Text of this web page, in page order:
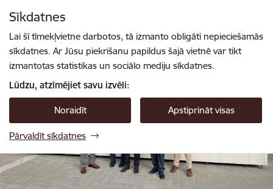
Sīkdatnes
Lai šī tīmekļvietne darbotos, tā izmanto obligāti nepieciešamās
sīkdatnes. Ar Jūsu piekrišanu papildus šajā vietnē var tikt
izmantotas statistikas un sociālo mediju sīkdatnes.
Lūdzu, atzīmējiet savu izvēli:
Noraidīt Apstiprināt visas
Pārvaldīt sīkdatnes
1 / 10